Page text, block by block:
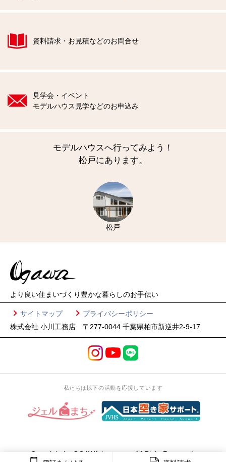
資料請求・お見積などのお問合せ
見学会・イベント
モデルハウス見学などのお申込み
モデルハウスへ行ってみよう！
松戸にあります。
松戸
より良い住まいづくり 豊かな暮らしのお手伝い
サイトマップ
プライバシーポリシー
株式会社 小川工務店 〒277-0044 千葉県柏市新逆井2-9-17
私たちは以下の活動を応援しています
Copyright by OGAWA-koumuten All Right Reserved.